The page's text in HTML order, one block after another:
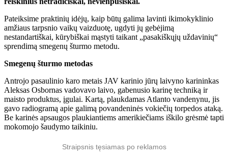
Pateiksime praktinių idėjų, kaip būtų galima lavinti ikimokyklinio
amžiaus tarpsnio vaikų vaizduotę, ugdyti jų gebėjimą
nestandartiškai, kūrybiškai mąstyti taikant „pasakiškųjų uždavinių“
sprendimą smegenų šturmo metodu.
Smegenų šturmo metodas
Antrojo pasaulinio karo metais JAV karinio jūrų laivyno karininkas
Aleksas Osbornas vadovavo laivo, gabenusio karinę techniką ir
maisto produktus, įgulai. Kartą, plaukdamas Atlanto vandenynu, jis
gavo radiogramą apie galimą povandeninės vokiečių torpedos ataką.
Be karinės apsaugos plaukiantiems amerikiečiams iškilo grėsmė tapti
mokomojo šaudymo taikiniu.
Straipsnis tęsiamas po reklamos